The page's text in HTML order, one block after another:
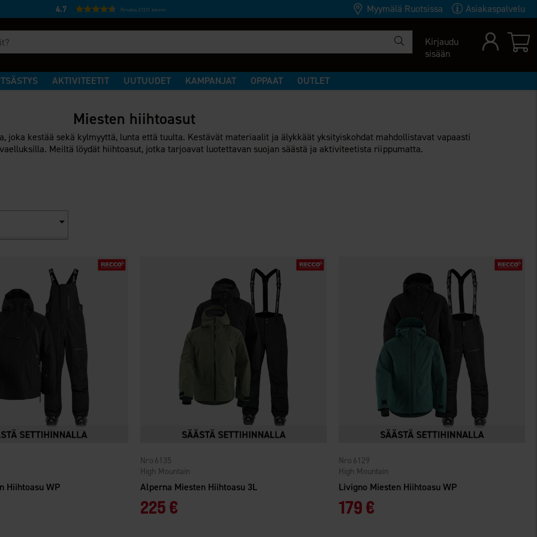
4.7 Perustuu 27231 ääneen Myymälä Ruotsissa Asiakaspalvelu
Kirjaudu
sisään
AKTIVITEETIT UUTUUDET KAMPANJAT OPPAAT OUTLET
Miesten hiihtoasut
joka kestää sekä kylmyyttä, lunta että tuulta. Kestävät materiaalit ja älykkäät yksityiskohdat mahdollistavat vapaasti
Meiltä löydät hiihtoasut, jotka tarjoavat luotettavan suojan säästä ja aktiviteetista riippumatta.
Hiihtoasu WP Alperna Miesten Hiihtoasu 3L
High Mountain
6135
225 €
Livigno Miesten Hiihtoasu WP
High Mountain
6129
179 €